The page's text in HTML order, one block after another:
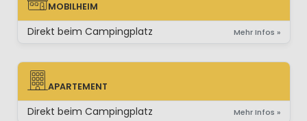
MOBILHEIM
MOBILHEIM
Direkt beim Campingplatz Mehr Infos »
APARTEMENT
APARTEMENT
Direkt beim Campingplatz Mehr Infos »